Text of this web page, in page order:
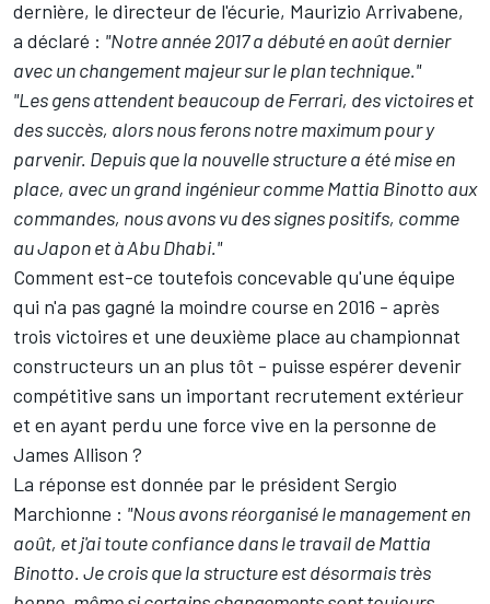
dernière, le directeur de l'écurie, Maurizio Arrivabene,
a déclaré : "Notre année 2017 a débuté en août dernier
avec un changement majeur sur le plan technique."
"Les gens attendent beaucoup de Ferrari, des victoires et
des succès, alors nous ferons notre maximum pour y
parvenir. Depuis que la nouvelle structure a été mise en
place, avec un grand ingénieur comme Mattia Binotto aux
commandes, nous avons vu des signes positifs, comme
au Japon et à Abu Dhabi."
Comment est-ce toutefois concevable qu'une équipe
qui n'a pas gagné la moindre course en 2016 - après
trois victoires et une deuxième place au championnat
constructeurs un an plus tôt - puisse espérer devenir
compétitive sans un important recrutement extérieur
et en ayant perdu une force vive en la personne de
James Allison ?
La réponse est donnée par le président Sergio
Marchionne : "Nous avons réorganisé le management en
août, et j'ai toute confiance dans le travail de Mattia
Binotto. Je crois que la structure est désormais très